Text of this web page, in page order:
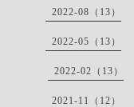
2022-08（13）
2022-05（13）
2022-02（13）
2021-11（12）